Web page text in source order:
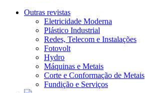
Outras revistas
Eletricidade Moderna
Plástico Industrial
Redes, Telecom e Instalações
Fotovolt
Hydro
Máquinas e Metais
Corte e Conformação de Metais
Fundição e Serviços